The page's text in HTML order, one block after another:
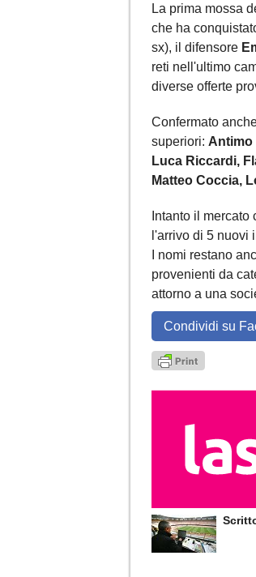
La prima mossa
che ha
sx), il difensore
reti nell'ultimo
diverse offerte
Confermato
superiori: Antimo
Luca Riccardi,
Matteo Coccia,
Intanto il
l'arrivo di 5 nuovi
I nomi restano
provenienti da
attorno a una
Condividi su